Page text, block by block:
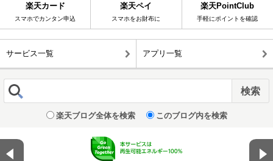
楽天カード
スマホでカンタン申込
楽天ペイ
スマホをお財布に
楽天PointClub
手軽にポイントを確認
サービス一覧 アプリ一覧
楽天ブログ全体を検索 このブログ内を検索